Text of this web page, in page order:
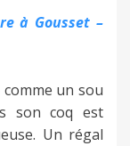
à Gousset –
un sou
son coq est
Un régal